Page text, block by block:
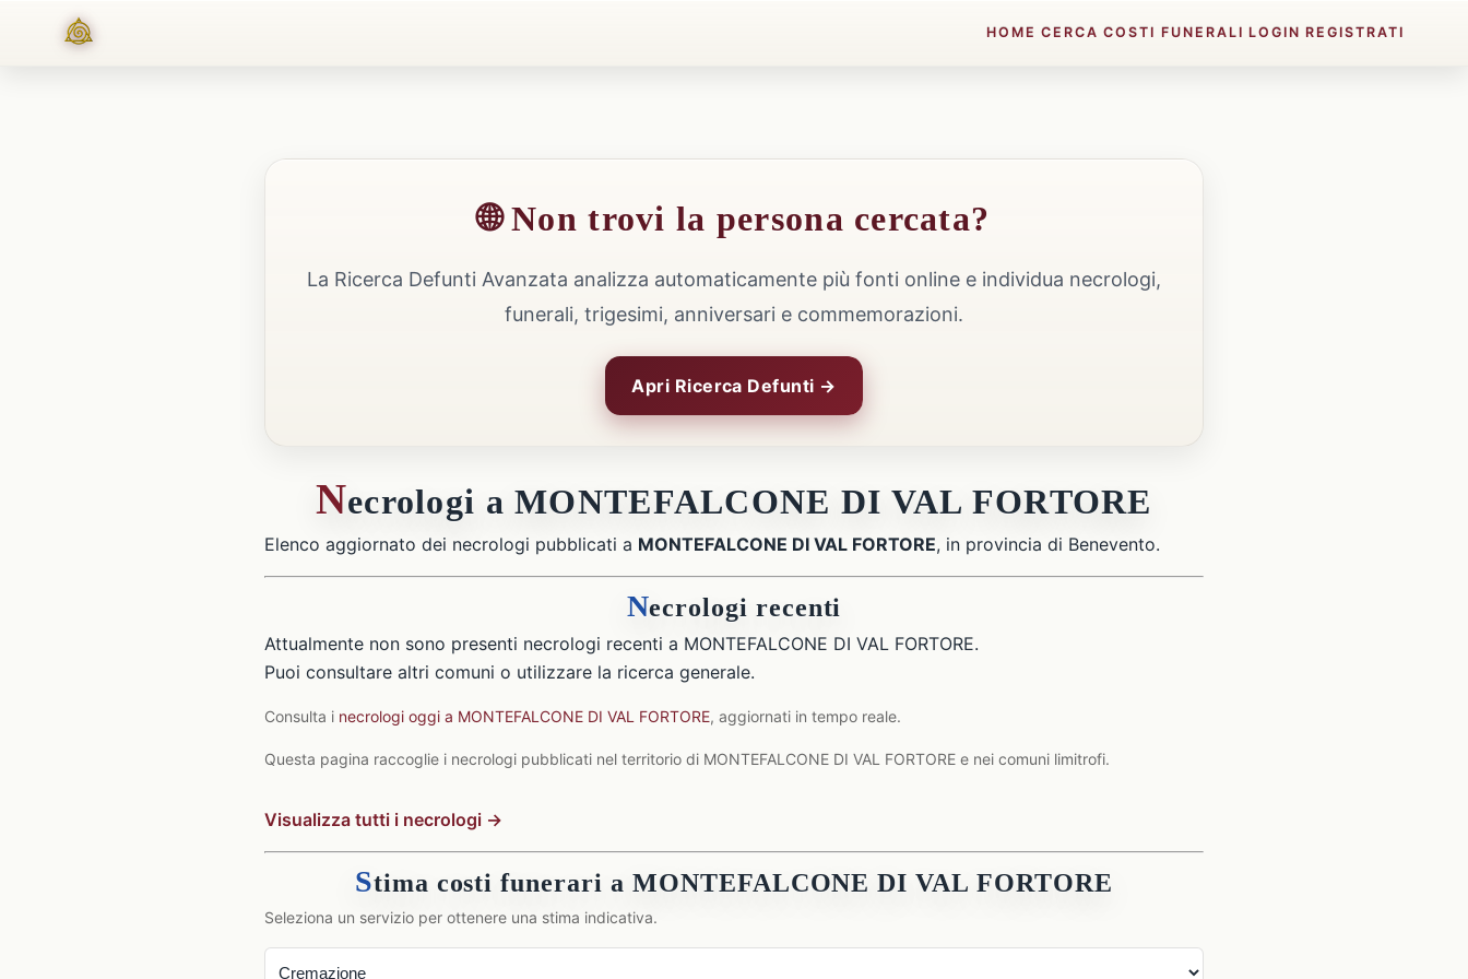
HOME CERCA COSTI FUNERALI LOGIN REGISTRATI
🌐 Non trovi la persona cercata?
La Ricerca Defunti Avanzata analizza automaticamente più fonti online e individua necrologi,
funerali, trigesimi, anniversari e commemorazioni.
Apri Ricerca Defunti →
Necrologi a MONTEFALCONE DI VAL FORTORE
Elenco aggiornato dei necrologi pubblicati a MONTEFALCONE DI VAL FORTORE, in provincia di Benevento.
Necrologi recenti
Attualmente non sono presenti necrologi recenti a MONTEFALCONE DI VAL FORTORE.
Puoi consultare altri comuni o utilizzare la ricerca generale.
Consulta i necrologi oggi a MONTEFALCONE DI VAL FORTORE, aggiornati in tempo reale.
Questa pagina raccoglie i necrologi pubblicati nel territorio di MONTEFALCONE DI VAL FORTORE e nei comuni limitrofi.
Visualizza tutti i necrologi →
Stima costi funerari a MONTEFALCONE DI VAL FORTORE
Seleziona un servizio per ottenere una stima indicativa.